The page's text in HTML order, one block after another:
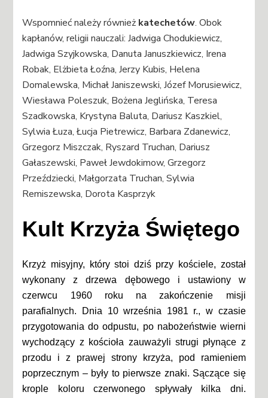
Wspomnieć należy również katechetów. Obok
kapłanów, religii nauczali: Jadwiga Chodukiewicz,
Jadwiga Szyjkowska, Danuta Januszkiewicz, Irena
Robak, Elżbieta Łoźna, Jerzy Kubis, Helena
Domalewska, Michał Janiszewski, Józef Morusiewicz,
Wiesława Poleszuk, Bożena Jeglińska, Teresa
Szadkowska, Krystyna Baluta, Dariusz Kaszkiel,
Sylwia Łuza, Łucja Pietrewicz, Barbara Zdanewicz,
Grzegorz Miszczak, Ryszard Truchan, Dariusz
Gałaszewski, Paweł Jewdokimow, Grzegorz
Przeździecki, Małgorzata Truchan, Sylwia
Remiszewska, Dorota Kasprzyk
Kult Krzyża Świętego
Krzyż misyjny, który stoi dziś przy kościele, został
wykonany z drzewa dębowego i ustawiony w
czerwcu 1960 roku na zakończenie misji
parafialnych. Dnia 10 września 1981 r., w czasie
przygotowania do odpustu, po nabożeństwie wierni
wychodzący z kościoła zauważyli strugi płynące z
przodu i z prawej strony krzyża, pod ramieniem
poprzecznym – były to pierwsze znaki. Sączące się
krople koloru czerwonego spływały kilka dni.